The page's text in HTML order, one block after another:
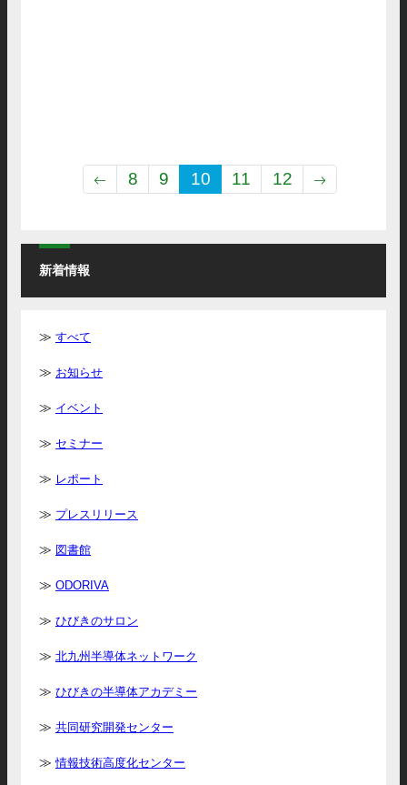
8 9 10 11 12
新着情報
すべて
お知らせ
イベント
セミナー
レポート
プレスリリース
図書館
ODORIVA
ひびきのサロン
北九州半導体ネットワーク
ひびきの半導体アカデミー
共同研究開発センター
情報技術高度化センター